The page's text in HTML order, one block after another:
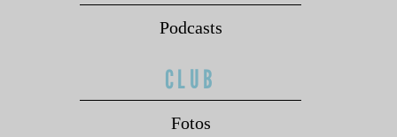
Podcasts
CLUB
Fotos